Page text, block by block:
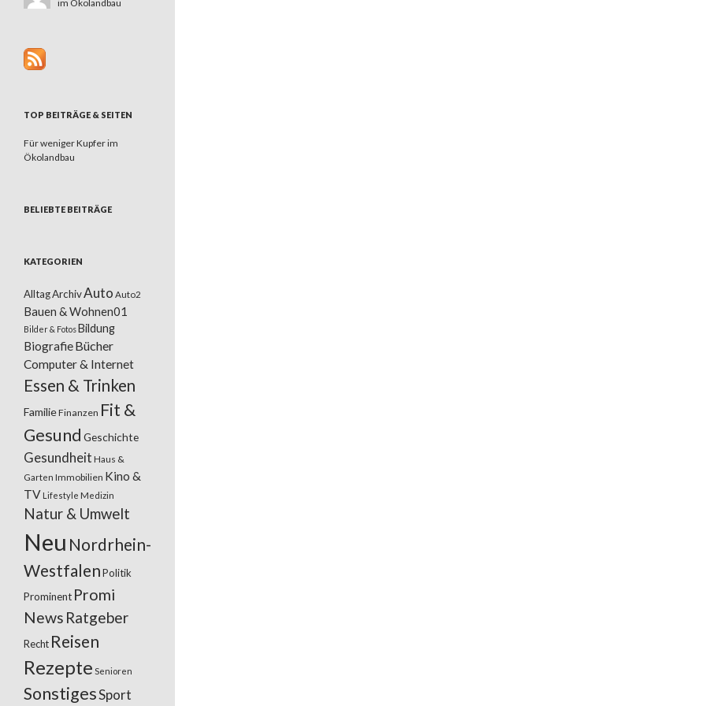
im Ökolandbau
TOP BEITRÄGE & SEITEN
Für weniger Kupfer im
Ökolandbau
BELIEBTE BEITRÄGE
KATEGORIEN
AlltagArchivAuto Auto2
Bauen & Wohnen01
Bilder & FotosBildung
BiografieBücher
Computer & Internet
Essen & Trinken
FamilieFinanzen Fit &
Gesund Geschichte
Gesundheit Haus &
Garten Immobilien Kino &
TV Lifestyle Medizin
Natur & Umwelt
Neu Nordrhein-
WestfalenPolitik
Prominent Promi
News Ratgeber
Recht Reisen
Rezepte Senioren
SonstigesSport